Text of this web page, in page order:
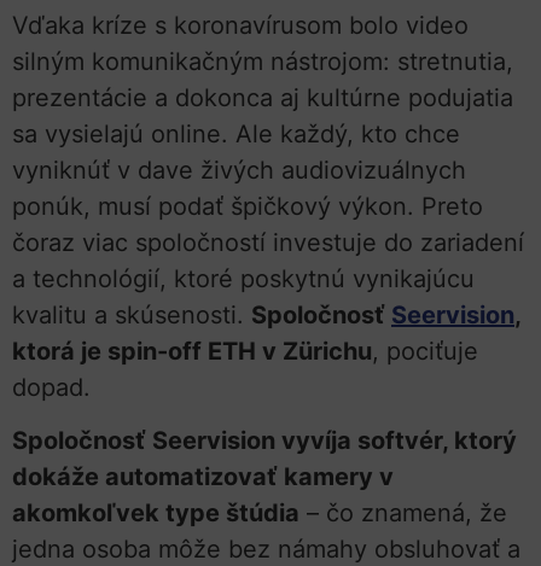
Vďaka kríze s koronavírusom bolo video
silným komunikačným nástrojom: stretnutia,
prezentácie a dokonca aj kultúrne podujatia
sa vysielajú online. Ale každý, kto chce
vyniknúť v dave živých audiovizuálnych
ponúk, musí podať špičkový výkon. Preto
čoraz viac spoločností investuje do zariadení
a technológií, ktoré poskytnú vynikajúcu
kvalitu a skúsenosti. Spoločnosť Seervision,
ktorá je spin-off ETH v Zürichu, pociťuje
dopad.
Spoločnosť Seervision vyvíja softvér, ktorý
dokáže automatizovať kamery v
akomkoľvek type štúdia – čo znamená, že
jedna osoba môže bez námahy obsluhovať a